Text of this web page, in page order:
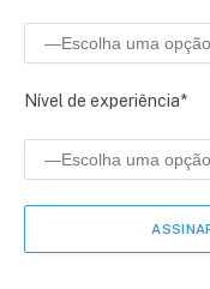
Nível de experiência*